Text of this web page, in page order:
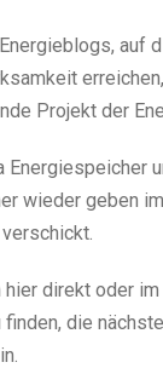
auf
Projekt der
Energiespeicher
wieder geben
hier direkt oder im
die